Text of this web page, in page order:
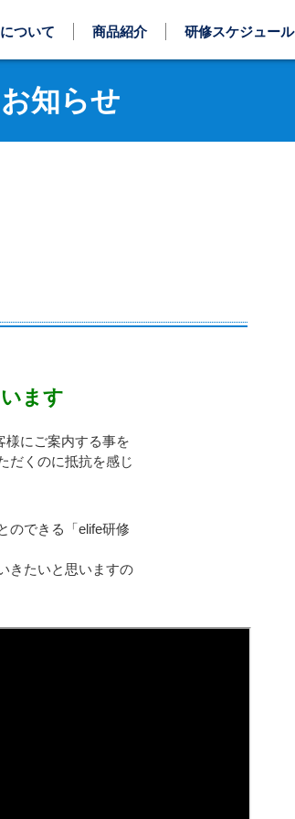
ついて 商品紹介 研修スケジュール
お知らせ
ます
様にご案内する事を
だくのに抵抗を感じ
のできる「elife研修
きたいと思いますの